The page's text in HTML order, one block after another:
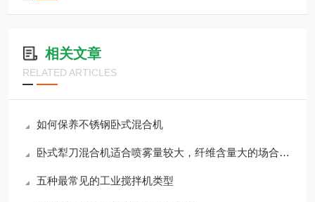
相关文章
RELATED ARTICLES
如何保养不锈钢卧式混合机
卧式犁刀混合机适合喷雾量较大，纤维含量大的场合使用
五种最常见的工业搅拌机类型